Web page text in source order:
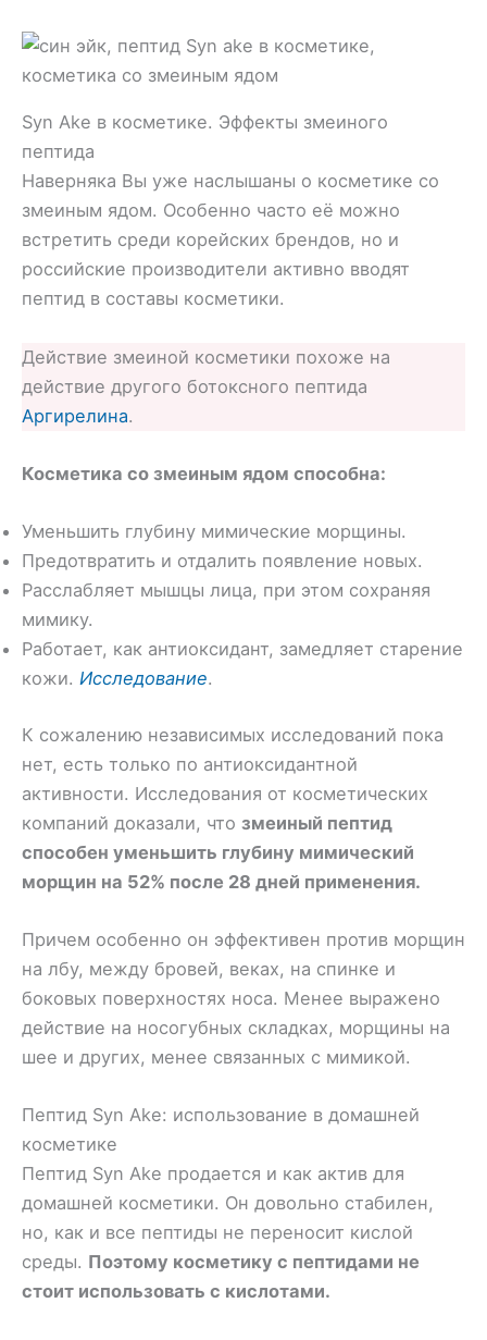
Syn Ake в косметике. Эффекты змеиного
пептида
Наверняка Вы уже наслышаны о косметике со
змеиным ядом. Особенно часто её можно
встретить среди корейских брендов, но и
российские производители активно вводят
пептид в составы косметики.
Действие змеиной косметики похоже на
действие другого ботоксного пептида
Аргирелина.
Косметика со змеиным ядом способна:
Уменьшить глубину мимические морщины.
Предотвратить и отдалить появление новых.
Расслабляет мышцы лица, при этом сохраняя
мимику.
Работает, как антиоксидант, замедляет старение
кожи. Исследование.
К сожалению независимых исследований пока
нет, есть только по антиоксидантной
активности. Исследования от косметических
компаний доказали, что змеиный пептид
способен уменьшить глубину мимический
морщин на 52% после 28 дней применения.
Причем особенно он эффективен против морщин
на лбу, между бровей, веках, на спинке и
боковых поверхностях носа. Менее выражено
действие на носогубных складках, морщины на
шее и других, менее связанных с мимикой.
Пептид Syn Ake: использование в домашней
косметике
Пептид Syn Ake продается и как актив для
домашней косметики. Он довольно стабилен,
но, как и все пептиды не переносит кислой
среды. Поэтому косметику с пептидами не
стоит использовать с кислотами.